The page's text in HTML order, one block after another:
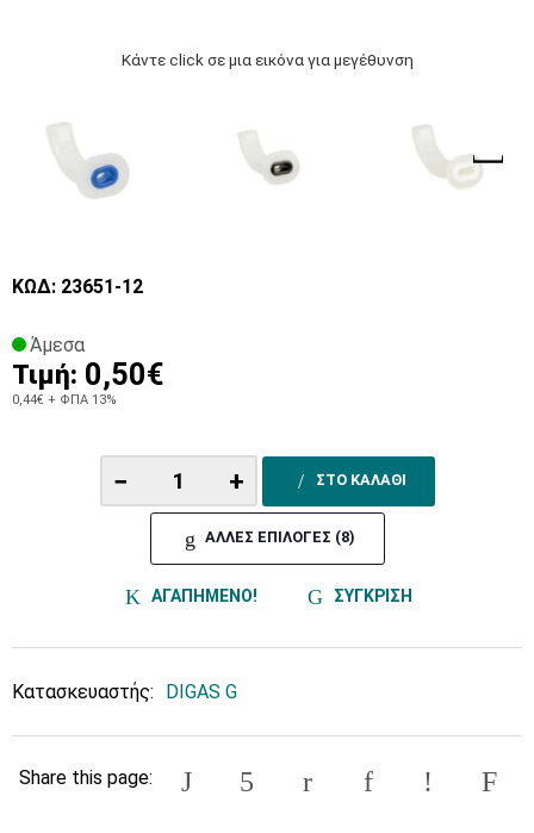
Κάντε click σε μια εικόνα για μεγέθυνση
ΚΩΔ: 23651-12
Άμεσα
Τιμή: 0,50€
0,44€ + ΦΠΑ 13%
− + ΣΤΟ ΚΑΛΑΘΙ
ΑΛΛΕΣ ΕΠΙΛΟΓΕΣ (8)
ΑΓΑΠΗΜΕΝΟ! ΣΥΓΚΡΙΣΗ
Κατασκευαστής: DIGAS G
Share this page: